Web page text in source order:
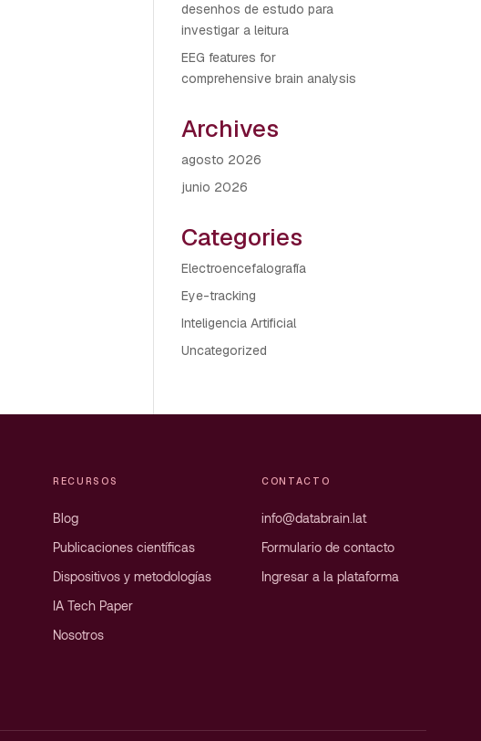
desenhos de estudo para
investigar a leitura
EEG features for
comprehensive brain analysis
Archives
agosto 2026
junio 2026
Categories
Electroencefalografía
Eye-tracking
Inteligencia Artificial
Uncategorized
RECURSOS
Blog
Publicaciones científicas
Dispositivos y metodologías
IA Tech Paper
Nosotros
CONTACTO
info@databrain.lat
Formulario de contacto
Ingresar a la plataforma